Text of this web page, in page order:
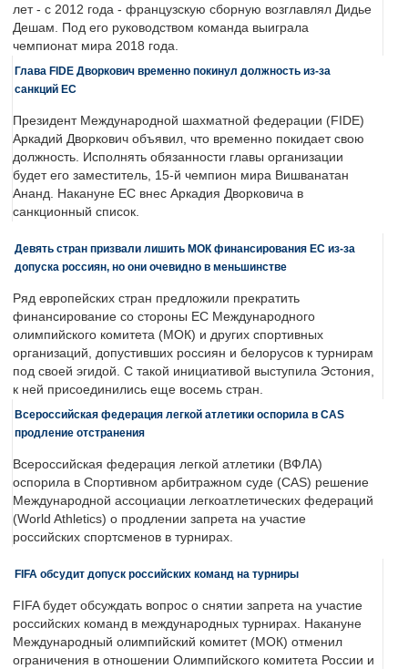
лет - с 2012 года - французскую сборную возглавлял Дидье
Дешам. Под его руководством команда выиграла
чемпионат мира 2018 года.
Глава FIDE Дворкович временно покинул должность из-за
санкций ЕС
Президент Международной шахматной федерации (FIDE)
Аркадий Дворкович объявил, что временно покидает свою
должность. Исполнять обязанности главы организации
будет его заместитель, 15-й чемпион мира Вишванатан
Ананд. Накануне ЕС внес Аркадия Дворковича в
санкционный список.
Девять стран призвали лишить МОК финансирования ЕС из-за
допуска россиян, но они очевидно в меньшинстве
Ряд европейских стран предложили прекратить
финансирование со стороны ЕС Международного
олимпийского комитета (МОК) и других спортивных
организаций, допустивших россиян и белорусов к турнирам
под своей эгидой. С такой инициативой выступила Эстония,
к ней присоединились еще восемь стран.
Всероссийская федерация легкой атлетики оспорила в CAS
продление отстранения
Всероссийская федерация легкой атлетики (ВФЛА)
оспорила в Спортивном арбитражном суде (CAS) решение
Международной ассоциации легкоатлетических федераций
(World Athletics) о продлении запрета на участие
российских спортсменов в турнирах.
FIFA обсудит допуск российских команд на турниры
FIFA будет обсуждать вопрос о снятии запрета на участие
российских команд в международных турнирах. Накануне
Международный олимпийский комитет (МОК) отменил
ограничения в отношении Олимпийского комитета России и